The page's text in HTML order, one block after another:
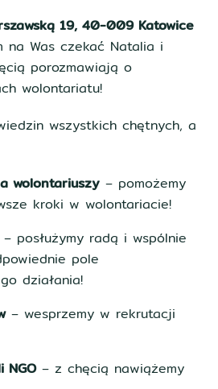
19, 40-009 Katowice
na Was czekać Natalia i
porozmawiają o
wolontariatu!
wszystkich chętnych, a
wolontariuszy – pomożemy
kroki w wolontariacie!
– posłużymy radą i wspólnie
pole
działania!
– wesprzemy w rekrutacji
NGO– z chęcią nawiążemy